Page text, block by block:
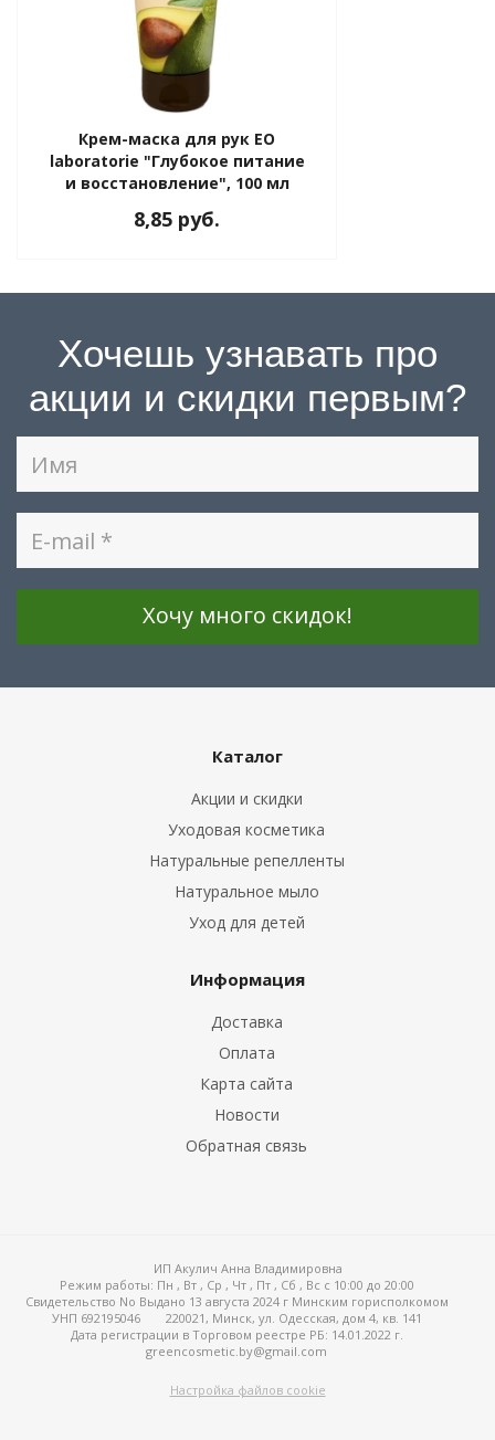
Крем-маска для рук EO
laboratorie "Глубокое питание
и восстановление", 100 мл
8,85 руб.
Хочешь узнавать про
акции и скидки первым?
Каталог
Акции и скидки
Уходовая косметика
Натуральные репелленты
Натуральное мыло
Уход для детей
Информация
Доставка
Оплата
Карта сайта
Новости
Обратная связь
ИП Акулич Анна Владимировна
Режим работы: Пн , Вт , Ср , Чт , Пт , Сб , Вс c 10:00 до 20:00
Свидетельство No Выдано 13 августа 2024 г Минским горисполкомом
УНП 692195046
220021, Минск, ул. Одесская, дом 4, кв. 141
Дата регистрации в Торговом реестре РБ: 14.01.2022 г.
greencosmetic.by@gmail.com
Настройка файлов cookie